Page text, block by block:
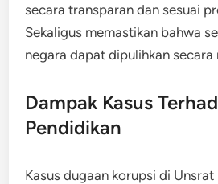
secara transparan dan sesuai
Sekaligus memastikan bahwa
negara dapat dipulihkan secara
Dampak Kasus
Pendidikan
Kasus dugaan korupsi di